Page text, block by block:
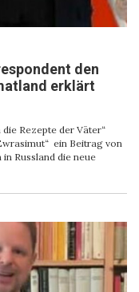
den
erklärt
Rezepte der Väter“
ein Beitrag von
Russland die neue